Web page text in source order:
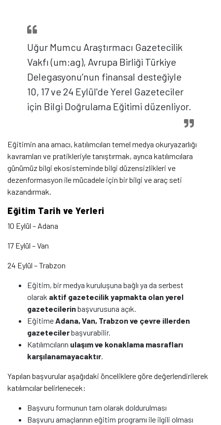
Uğur Mumcu Araştırmacı Gazetecilik
Vakfı (um:ag), Avrupa Birliği Türkiye
Delegasyonu’nun finansal desteğiyle
10, 17 ve 24 Eylül'de Yerel Gazeteciler
için Bilgi Doğrulama Eğitimi düzenliyor.
Eğitimin ana amacı, katılımcıları temel medya okuryazarlığı
kavramları ve pratikleriyle tanıştırmak, ayrıca katılımcılara
günümüz bilgi ekosisteminde bilgi düzensizlikleri ve
dezenformasyon ile mücadele için bir bilgi ve araç seti
kazandırmak.
Eğitim Tarih ve Yerleri
10 Eylül – Adana
17 Eylül – Van
24 Eylül – Trabzon
Eğitim, bir medya kuruluşuna bağlı ya da serbest
olarak aktif gazetecilik yapmakta olan yerel
gazetecilerinbaşvurusuna açık.
EğitimeAdana, Van, Trabzon ve çevre illerden
gazetecilerbaşvurabilir.
Katılımcıların ulaşım ve konaklama masrafları
karşılanamayacaktır.
Yapılan başvurular aşağıdaki önceliklere göre değerlendirilerek
katılımcılar belirlenecek:
Başvuru formunun tam olarak doldurulması
Başvuru amaçlarının eğitim programı ile ilgili olması